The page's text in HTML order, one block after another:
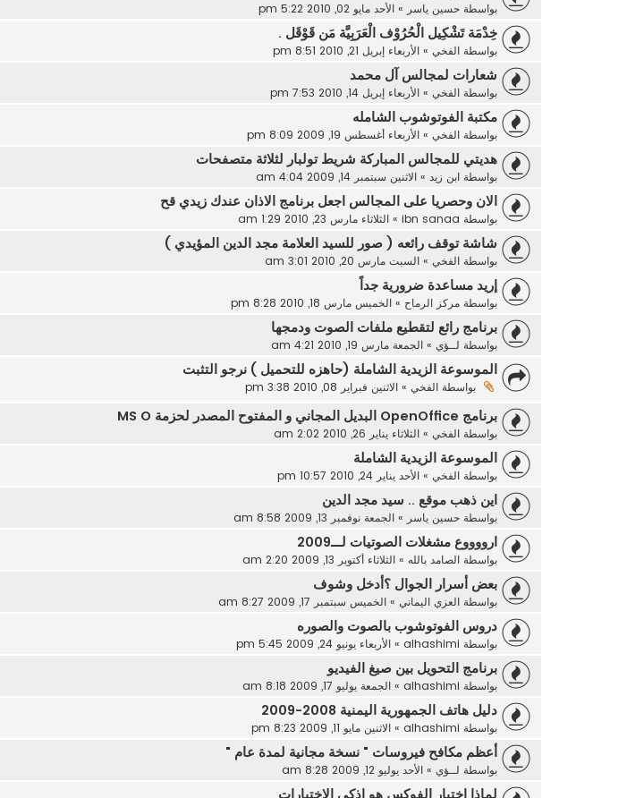
بواسطة حسين ياسر » الأحد مايو 02, 2010 5:22 pm
خِدْمَة تَشْكِيل الْحُرُوْف الْعَرَبِيَّة مَن قَوْقَل .
بواسطة الفخي » الأربعاء إبريل 21, 2010 8:51 pm
شعارات لمجالس آل محمد
بواسطة الفخي » الأربعاء إبريل 14, 2010 7:53 pm
مكتبة الفوتوشوب الشامله
بواسطة الفخي » الأربعاء أغسطس 19, 2009 8:09 pm
هديتي للمجالس المباركة شريط تولبار لثلاثة متصفحات
بواسطة ابن زيد » الاثنين سبتمبر 14, 2009 4:04 am
الان وحصريا على المجالس اجعل برنامج الاذان عندك زيدي قح
بواسطة ibn sanaa
» الثلاثاء مارس 23, 2010 1:29 am
شاشة توقف رائعه ( صور للسيد العلامة مجد الدين المؤيدي )
بواسطة الفخي » السبت مارس 20, 2010 3:01 am
إريد مساعدة ضرورية جداً
بواسطة مركز الرماح » الخميس مارس 18, 2010 8:28 pm
برنامج رائع لتقطيع ملفات الصوت ودمجها
بواسطة لــؤي » الجمعة مارس 19, 2010 4:21 am
الموسوعة الزيدية الشاملة (حاهزه للتحميل ) نرجو التثبت
بواسطة الفخي » الاثنين فبراير 08, 2010 3:38 pm
برنامج OpenOffice البديل المجاني و المفتوح المصدر لحزمة MS O
بواسطة الفخي » الثلاثاء يناير 26, 2010 2:02 am
الموسوعة الزيدية الشاملة
بواسطة الفخي » الأحد يناير 24, 2010 10:57 pm
اين ذهب موقع .. سيد مجد الدين
بواسطة حسين ياسر » الجمعة نوفمبر 13, 2009 8:58 am
ارووووع مشغلات الصوتيات لـــ2009
بواسطة الصامد بالله » الثلاثاء أكتوبر 13, 2009 2:20 am
بعض أسرار الجوال ؟أدخل وشوف
بواسطة العزي اليماني » الخميس سبتمبر 17, 2009 8:27 am
دروس الفوتوشوب بالصوت والصوره
بواسطة alhashimi
» الأربعاء يونيو 24, 2009 5:45 pm
برنامج التحويل بين صيغ الفيديو
بواسطة alhashimi
» الجمعة يوليو 17, 2009 8:18 am
دليل هاتف الجمهورية اليمنية 2008-2009
بواسطة alhashimi
» الاثنين مايو 11, 2009 8:23 pm
أعظم مكافح فيروسات " نسخة مجانية لمدة عام "
بواسطة لــؤي » الأحد يوليو 12, 2009 8:28 am